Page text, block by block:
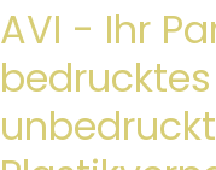
AVI - Ihr